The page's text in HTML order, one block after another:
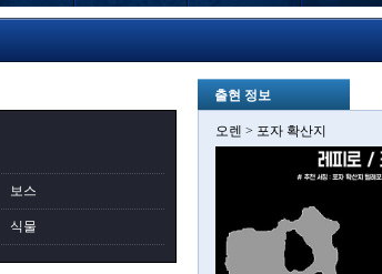
보스
식물
출현 정보
오렌 > 포자 확산지